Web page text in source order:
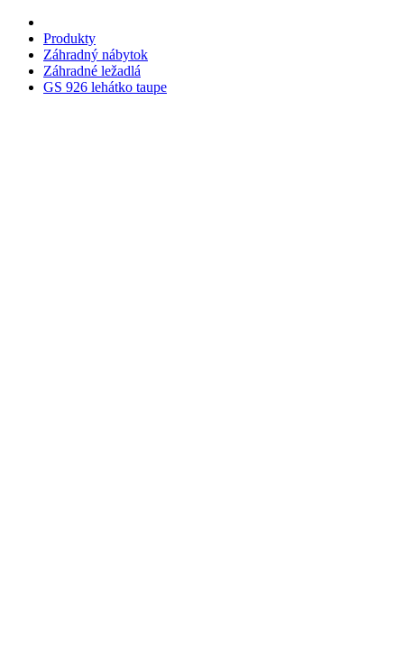
Produkty
Záhradný nábytok
Záhradné ležadlá
GS 926 lehátko taupe